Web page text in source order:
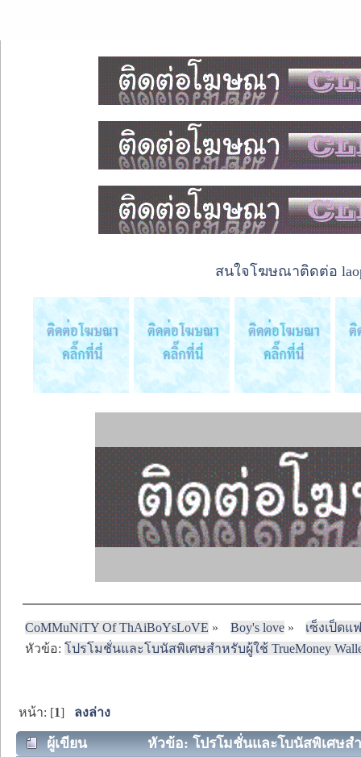
สนใจโฆษณาติดต่อ
CoMMuNiTY Of ThAiBoYsLoVE » Boy's love»
เซ็งเป็ด
หัวข้อ:โปรโมชั่นและโบนัสพิเศษสำหรับผู้ใช้ TrueMoney
หน้า: [1] ลงล่าง
ผู้เขียน หัวข้อ: โปรโมชั่นและโบนัสพิเศษส